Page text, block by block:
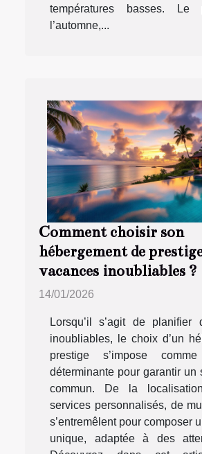
températures basses. Le
l’automne,...
Comment choisir son
hébergement de
vacances inoubliables ?
14/01/2026
Lorsqu’il s’agit de planifier
inoubliables, le choix d’un
prestige s’impose
déterminante pour garantir un
commun. De la
services personnalisés, de
s’entremêlent pour composer
unique, adaptée à des